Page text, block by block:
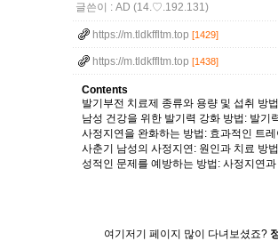
글쓴이 : AD (14.♡.192.131)
https://m.tldkffltm.top [1429]
https://m.tldkffltm.top [1438]
Contents
발기부전 치료제 종류와 용량 및 섭취 방
남성 건강을 위한 발기력 강화 방법: 발기
사정지연을 완화하는 방법: 효과적인 트
사춘기 남성의 사정지연: 원인과 치료 방법
성적인 문제를 예방하는 방법: 사정지연
여기저기 페이지 많이 다녀보셨죠?